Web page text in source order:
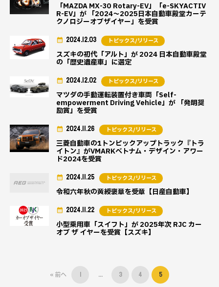
「MAZDA MX-30 Rotary-EV」「e-SKYACTIV
R-EV」が 「2024～2025日本自動車殿堂カーテ
クノロジーオブザイヤー」を受賞
スズキの初代「アルト」が 2024 日本自動車殿堂
の「歴史遺産車」に選定
2024.12.03 トピックス/リリース
マツダの手動運転装置付き車両「Self-
empowerment Driving Vehicle」が 「発明奨
励賞」を受賞
2024.12.02 トピックス/リリース
三菱自動車の1トンピックアップトラック『トラ
イトン』がVMARKベトナム・デザイン・アワー
ド2024を受賞
2024.11.26 トピックス/リリース
令和六年秋の黄綬褒章を受章【日産自動車】
2024.11.25 トピックス/リリース
小型乗用車「スイフト」が 2025年次 RJC カー
オブ ザ イヤーを受賞【スズキ】
2024.11.22 トピックス/リリース
« 前へ 1 … 3 4 5